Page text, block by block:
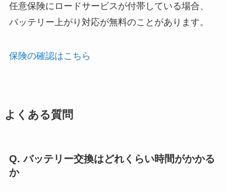
任意保険にロードサービスが付帯している場合、
バッテリー上がり対応が無料のことがあります。
保険の確認はこちら
よくある質問
Q. バッテリー交換はどれくらい時間がかかる
か